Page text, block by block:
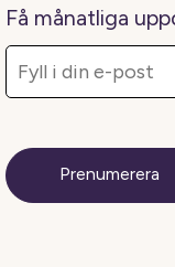
Få månatliga